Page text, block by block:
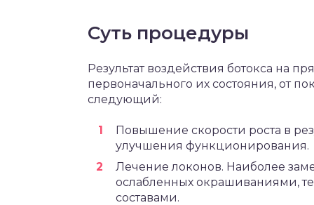
Суть процедуры
Результат воздействия ботокса на
первоначального их состояния, от
следующий:
Повышение скорости роста в
улучшения функционирования.
Лечение локонов. Наиболее
ослабленных окрашиваниями,
составами.